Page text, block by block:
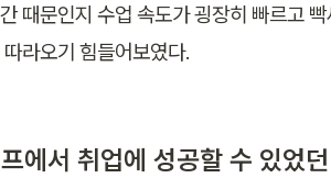
때문인지 수업 속도가 굉장히 빠르고
라오기 힘들어보였다.
에서 취업에 성공할 수 있었